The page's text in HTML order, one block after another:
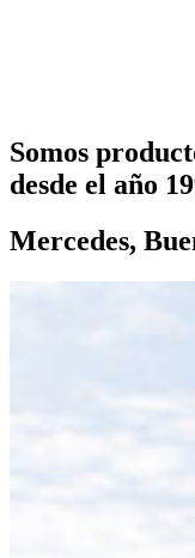
Somos
desde el año
Mercedes,